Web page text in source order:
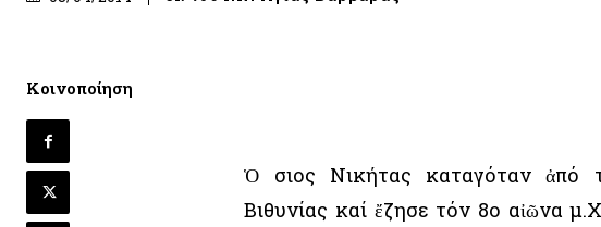
Κοινοποίηση
Ὁ Ὅσιος Νικήτας καταγόταν ἀπό
Βιθυνίας καί ἔζησε τόν 8ο αἰῶνα